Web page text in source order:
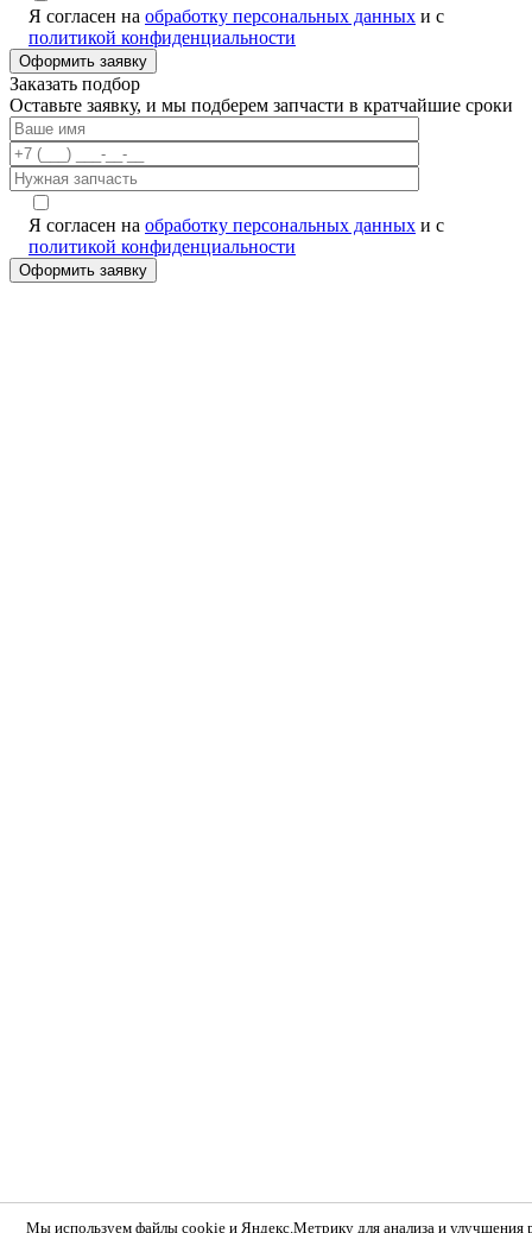
Я согласен на обработку персональных данных и с
политикой конфиденциальности
Заказать подбор
Оставьте заявку, и мы подберем запчасти в кратчайшие сроки
Я согласен на обработку персональных данных и с
политикой конфиденциальности
Мы используем файлы cookie и Яндекс.Метрику для анализа и улучшения